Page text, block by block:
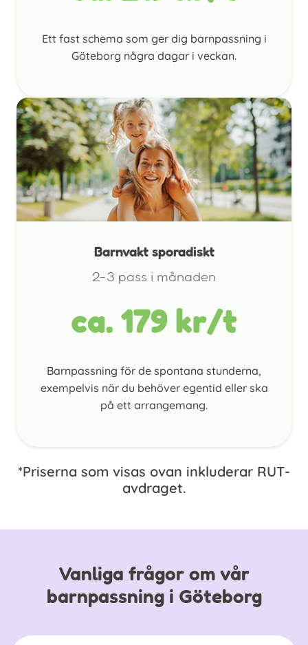
Ett fast schema som ger dig barnpassning i
Göteborg några dagar i veckan.
Barnvakt sporadiskt
2-3 pass i månaden
ca. 179 kr/t
Barnpassning för de spontana stunderna,
exempelvis när du behöver egentid eller ska
på ett arrangemang.
*Priserna som visas ovan inkluderar RUT-
avdraget.
Vanliga frågor om vår
barnpassning i Göteborg